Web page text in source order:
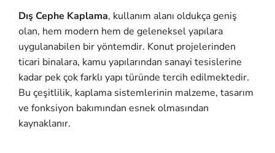
Dış Cephe Kaplama, kullanım alanı oldukça geniş
olan, hem modern hem de geleneksel yapılara
uygulanabilen bir yöntemdir. Konut projelerinden
ticari binalara, kamu yapılarından sanayi tesislerine
kadar pek çok farklı yapı türünde tercih edilmektedir.
Bu çeşitlilik, kaplama sistemlerinin malzeme, tasarım
ve fonksiyon bakımından esnek olmasından
kaynaklanır.